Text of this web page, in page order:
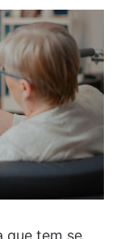
que tem se